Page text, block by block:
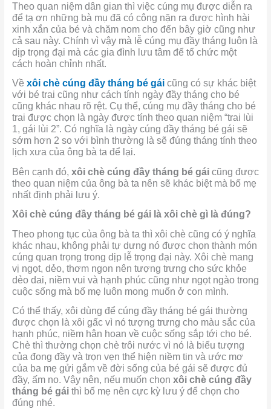
Theo quan niệm dân gian thì việc cúng mụ được diễn ra
để tạ ơn những bà mụ đã có công nặn ra được hình hài
xinh xắn của bé và chăm nom cho đến bây giờ cũng như
cả sau này. Chính vì vậy mà lễ cúng mụ đầy tháng luôn là
dịp trọng đại mà các gia đình lưu tâm để tổ chức một
cách hoàn chỉnh nhất.
Về xôi chè cúng đầy tháng bé gáicũng có sự khác biệt
với bé trai cũng như cách tính ngày đầy tháng cho bé
cũng khác nhau rõ rệt. Cụ thể, cúng mụ đầy tháng cho bé
trai được chọn là ngày được tính theo quan niệm “trai lùi
1, gái lùi 2”. Có nghĩa là ngày cúng đầy tháng bé gái sẽ
sớm hơn 2 so với bình thường là sẽ đúng tháng tính theo
lịch xưa của ông bà ta để lại.
Bên cạnh đó, xôi chè cúng đầy tháng bé gái cũng được
theo quan niệm của ông bà ta nên sẽ khác biệt mà bố mẹ
nhất định phải lưu ý.
Xôi chè cúng đầy tháng bé gái là xôi chè gì là đúng?
Theo phong tục của ông bà ta thì xôi chè cũng có ý nghĩa
khác nhau, không phải tự dưng nó được chọn thành món
cúng quan trọng trong dịp lễ trọng đại này. Xôi chè mang
vị ngọt, dẻo, thơm ngon nên tượng trưng cho sức khỏe
dẻo dai, niềm vui và hạnh phúc cũng như ngọt ngào trong
cuộc sống mà bố mẹ luôn mong muốn ở con mình.
Có thể thấy, xôi dùng để cúng đầy tháng bé gái thường
được chọn là xôi gấc vì nó tượng trưng cho màu sắc của
hạnh phúc, niềm hân hoan về cuộc sống sắp tới cho bé.
Chè thì thường chọn chè trôi nước vì nó là biểu tượng
của đong đầy và trọn vẹn thể hiện niềm tin và ước mơ
của ba mẹ gửi gắm về đời sống của bé gái sẽ được đủ
đầy, ấm no. Vậy nên, nếu muốn chọn xôi chè cúng đầy
tháng bé gái thì bố mẹ nên cực kỳ lưu ý để chọn cho
đúng nhé.